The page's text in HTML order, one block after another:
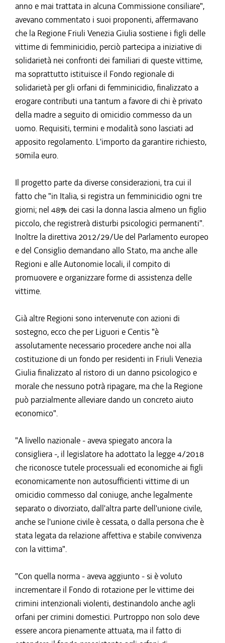
anno e mai trattata in alcuna Commissione consiliare",
avevano commentato i suoi proponenti, affermavano
che la Regione Friuli Venezia Giulia sostiene i figli delle
vittime di femminicidio, perciò partecipa a iniziative di
solidarietà nei confronti dei familiari di queste vittime,
ma soprattutto istituisce il Fondo regionale di
solidarietà per gli orfani di femminicidio, finalizzato a
erogare contributi una tantum a favore di chi è privato
della madre a seguito di omicidio commesso da un
uomo. Requisiti, termini e modalità sono lasciati ad
apposito regolamento. L'importo da garantire richiesto,
50mila euro.
Il progetto parte da diverse considerazioni, tra cui il
fatto che "in Italia, si registra un femminicidio ogni tre
giorni; nel 48% dei casi la donna lascia almeno un figlio
piccolo, che registrerà disturbi psicologici permanenti".
Inoltre la direttiva 2012/29/Ue del Parlamento europeo
e del Consiglio demandano allo Stato, ma anche alle
Regioni e alle Autonomie locali, il compito di
promuovere e organizzare forme di assistenza delle
vittime.
Già altre Regioni sono intervenute con azioni di
sostegno, ecco che per Liguori e Centis "è
assolutamente necessario procedere anche noi alla
costituzione di un fondo per residenti in Friuli Venezia
Giulia finalizzato al ristoro di un danno psicologico e
morale che nessuno potrà ripagare, ma che la Regione
può parzialmente alleviare dando un concreto aiuto
economico".
"A livello nazionale - aveva spiegato ancora la
consigliera -, il legislatore ha adottato la legge 4/2018
che riconosce tutele processuali ed economiche ai figli
economicamente non autosufficienti vittime di un
omicidio commesso dal coniuge, anche legalmente
separato o divorziato, dall'altra parte dell'unione civile,
anche se l'unione civile è cessata, o dalla persona che è
stata legata da relazione affettiva e stabile convivenza
con la vittima".
"Con quella norma - aveva aggiunto - si è voluto
incrementare il Fondo di rotazione per le vittime dei
crimini intenzionali violenti, destinandolo anche agli
orfani per crimini domestici. Purtroppo non solo deve
essere ancora pienamente attuata, ma il fatto di